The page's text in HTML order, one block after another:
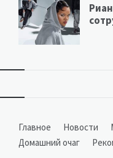
Виджеты
Главное Новости
Домашний очаг